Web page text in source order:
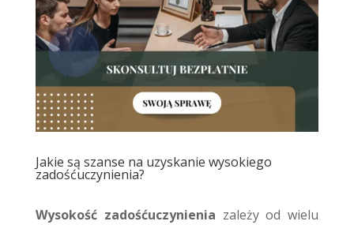
Jakie są szanse na uzyskanie wysokiego
zadośćuczynienia?
Wysokość zadośćuczynienia zależy od wielu